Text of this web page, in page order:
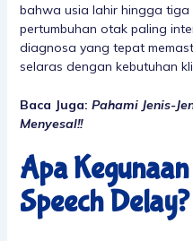
bahwa usia lahir hingga
pertumbuhan otak paling
diagnosa yang tepat
selaras dengan kebutuhan
Baca Juga: Pahami Jenis-
Menyesal!!
Apa
Speech Delay?